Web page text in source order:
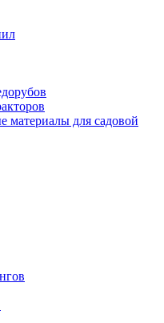
материалы для садовой